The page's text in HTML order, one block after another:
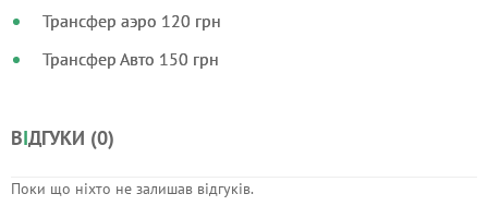
Трансфер аэро 120 грн
Трансфер Авто 150 грн
ВІДГУКИ (0)
Поки що ніхто не залишав відгуків.